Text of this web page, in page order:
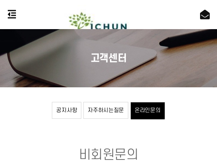
공지사항 자주하시는질문 온라인문의
고객센터
비회원문의